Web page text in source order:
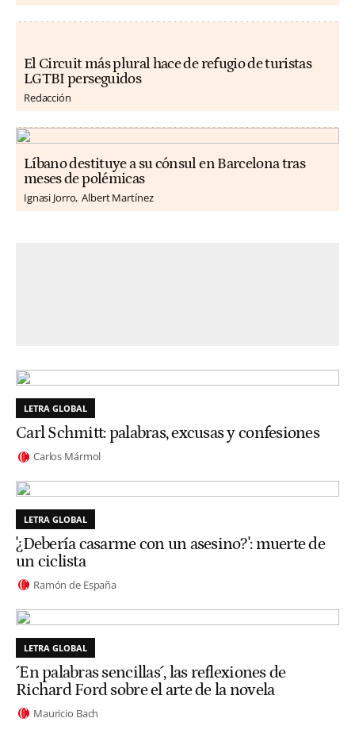
El Circuit más plural hace de refugio de turistas
LGTBI perseguidos
Redacción
Líbano destituye a su cónsul en Barcelona tras
meses de polémicas
Ignasi Jorro Albert Martínez
LETRA GLOBAL
Carl Schmitt: palabras, excusas y confesiones
Carlos Mármol
LETRA GLOBAL
'¿Debería casarme con un asesino?': muerte de
un ciclista
Ramón de España
LETRA GLOBAL
´En palabras sencillas´, las reflexiones de
Richard Ford sobre el arte de la novela
Mauricio Bach